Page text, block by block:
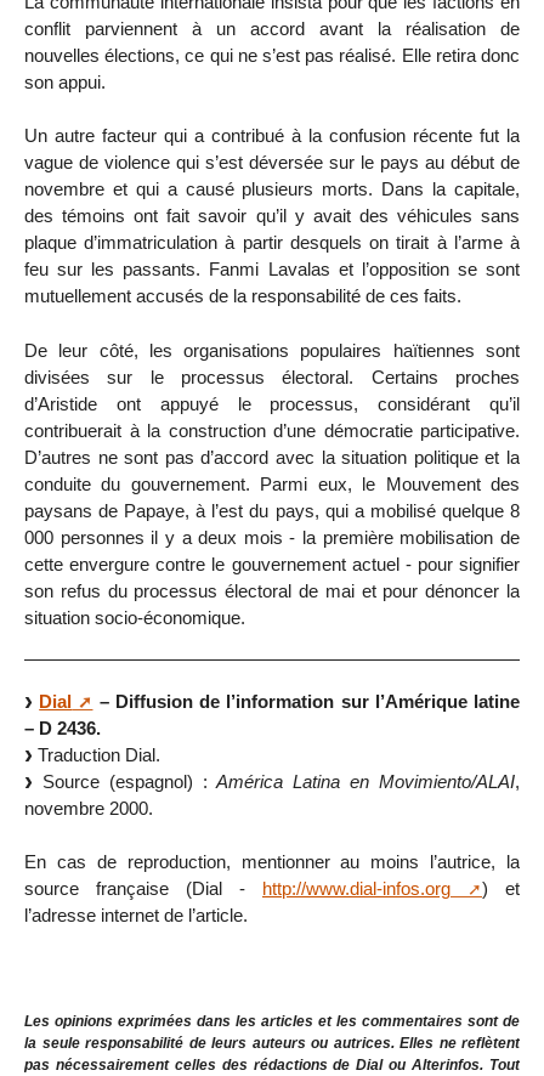
conflit parviennent à un accord avant la réalisation de
nouvelles élections, ce qui ne s’est pas réalisé. Elle retira donc
son appui.
Un autre facteur qui a contribué à la confusion récente fut la
vague de violence qui s’est déversée sur le pays au début de
novembre et qui a causé plusieurs morts. Dans la capitale,
des témoins ont fait savoir qu’il y avait des véhicules sans
plaque d’immatriculation à partir desquels on tirait à l’arme à
feu sur les passants. Fanmi Lavalas et l’opposition se sont
mutuellement accusés de la responsabilité de ces faits.
De leur côté, les organisations populaires haïtiennes sont
divisées sur le processus électoral. Certains proches
d’Aristide ont appuyé le processus, considérant qu’il
contribuerait à la construction d’une démocratie participative.
D’autres ne sont pas d’accord avec la situation politique et la
conduite du gouvernement. Parmi eux, le Mouvement des
paysans de Papaye, à l’est du pays, qui a mobilisé quelque 8
000 personnes il y a deux mois - la première mobilisation de
cette envergure contre le gouvernement actuel - pour signifier
son refus du processus électoral de mai et pour dénoncer la
situation socio-économique.
Dial
– Diffusion de l’information sur l’Amérique latine
– D 2436.
Traduction Dial.
Source (espagnol) :América Latina en Movimiento/ALAI,
novembre 2000.
En cas de reproduction, mentionner au moins l’autrice, la
source française (Dial - http://www.dial-infos.org
) et
l’adresse internet de l’article.
Les opinions exprimées dans les articles et les commentaires sont de
la seule responsabilité de leurs auteurs ou autrices. Elles ne reflètent
pas nécessairement celles des rédactions de Dial ou Alterinfos. Tout